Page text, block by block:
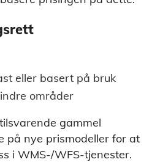
eller basert på bruk
områder
gammel
på nye prismodeller for at
i WMS-/WFS-tjenester.